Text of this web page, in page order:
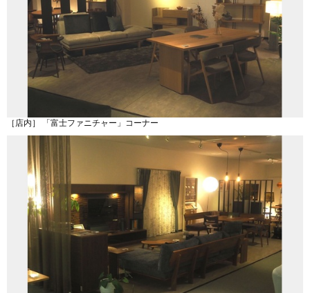
［店内］ 「富士ファニチャー」コーナー